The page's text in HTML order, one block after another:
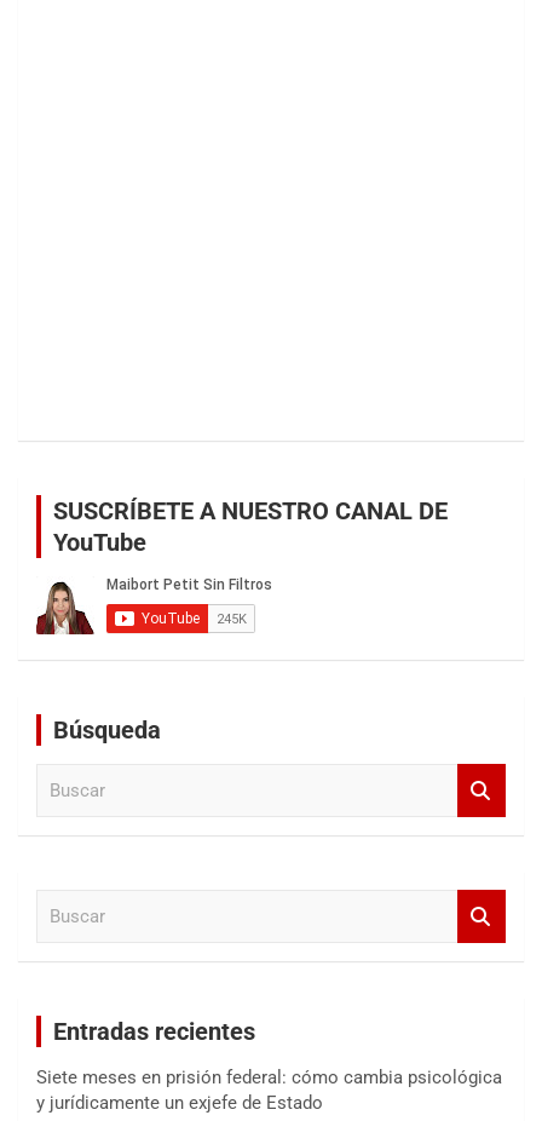
SUSCRÍBETE A NUESTRO CANAL DE
YouTube
Búsqueda
Entradas recientes
Siete meses en prisión federal: cómo cambia psicológica
y jurídicamente un exjefe de Estado